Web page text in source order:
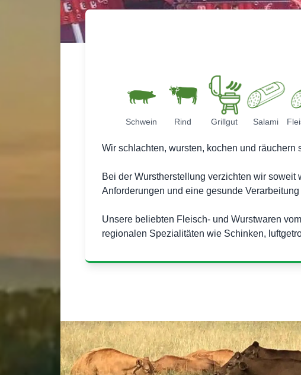
Schwein Rind Grillgut Salami
Wir schlachten, wursten, kochen und räuchern
Bei der Wurstherstellung verzichten wir
Anforderungen und eine gesunde
Unsere beliebten Fleisch- und Wurstwaren
regionalen Spezialitäten wie Schinken,